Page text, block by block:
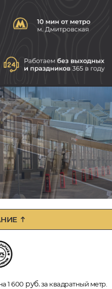
1 600 руб.за квадратный метр.